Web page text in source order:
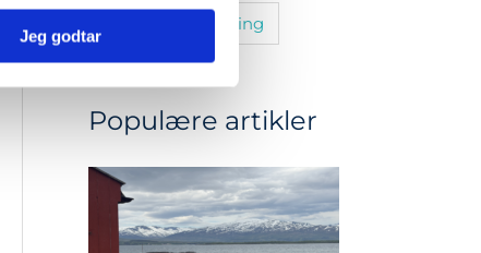
Jeg godtar
utvikling
Populære artikler